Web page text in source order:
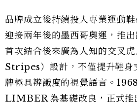
品牌成立後持續投入專業運動
迎接兩年後的墨西哥奧運，推
首次結合後來廣為人知的交叉
Stripes）設計，不僅提升鞋身
牌極具辨識度的視覺語言。
LIMBER 為基礎改良，正式